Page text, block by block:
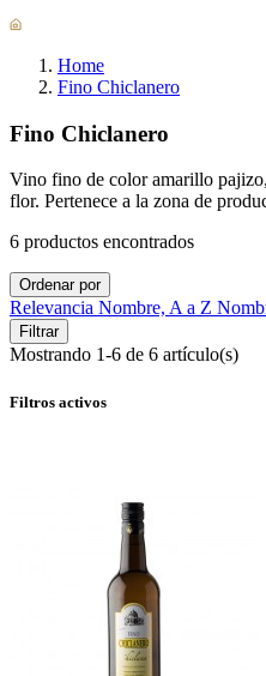
Home
Fino Chiclanero
Fino Chiclanero
Vino fino de color amarillo pajizo,
flor. Pertenece a la zona de
6 productos encontrados
Ordenar por
Relevancia Nombre, A a Z
Filtrar
Mostrando 1-6 de 6 artículo(s)
Filtros activos